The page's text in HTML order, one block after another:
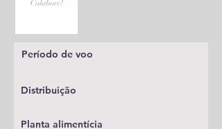
Período de voo
Distribuição
Planta alimentícia